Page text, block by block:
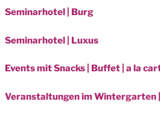
Seminarhotel | Burg
Seminarhotel | Luxus
Events mit Snacks | Buffet | a la
Veranstaltungen im Wintergarten